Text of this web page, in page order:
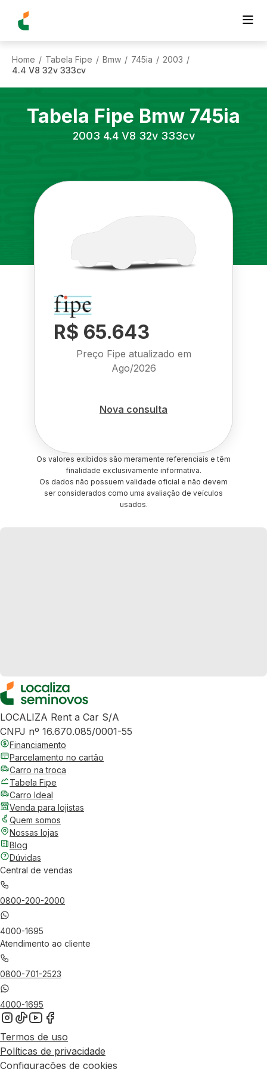
Home / Tabela Fipe / Bmw / 745ia / 2003 /
4.4 V8 32v 333cv
Tabela Fipe Bmw 745ia
2003 4.4 V8 32v 333cv
R$ 65.643
Preço Fipe atualizado em
Ago/2026
Nova consulta
Os valores exibidos são meramente referenciais e têm
finalidade exclusivamente informativa.
Os dados não possuem validade oficial e não devem
ser considerados como uma avaliação de veículos
usados.
LOCALIZA Rent a Car S/A
CNPJ nº 16.670.085/0001-55
Financiamento
Parcelamento no cartão
Carro na troca
Tabela Fipe
Carro Ideal
Venda para lojistas
Quem somos
Nossas lojas
Blog
Dúvidas
Central de vendas
0800-200-2000
4000-1695
Atendimento ao cliente
0800-701-2523
4000-1695
Termos de uso
Políticas de privacidade
Configurações de cookies